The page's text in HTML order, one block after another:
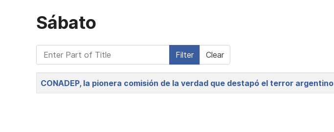
Sábato
Enter Part of Title Filter Clear
Title
CONADEP, la pionera comisión de la verdad que destapó el terror argentino